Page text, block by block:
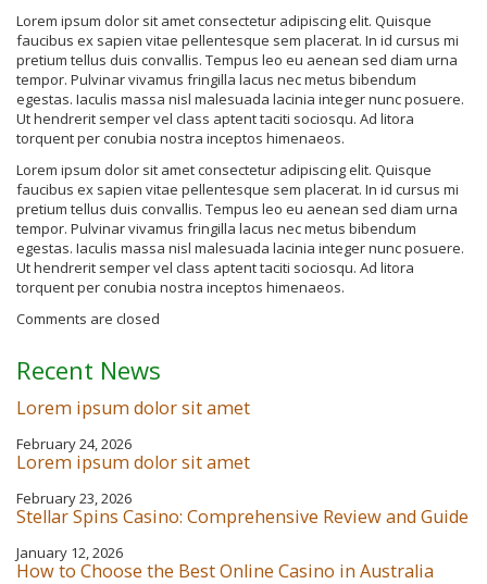
Lorem ipsum dolor sit amet consectetur adipiscing elit. Quisque
faucibus ex sapien vitae pellentesque sem placerat. In id cursus mi
pretium tellus duis convallis. Tempus leo eu aenean sed diam urna
tempor. Pulvinar vivamus fringilla lacus nec metus bibendum
egestas. Iaculis massa nisl malesuada lacinia integer nunc posuere.
Ut hendrerit semper vel class aptent taciti sociosqu. Ad litora
torquent per conubia nostra inceptos himenaeos.
Lorem ipsum dolor sit amet consectetur adipiscing elit. Quisque
faucibus ex sapien vitae pellentesque sem placerat. In id cursus mi
pretium tellus duis convallis. Tempus leo eu aenean sed diam urna
tempor. Pulvinar vivamus fringilla lacus nec metus bibendum
egestas. Iaculis massa nisl malesuada lacinia integer nunc posuere.
Ut hendrerit semper vel class aptent taciti sociosqu. Ad litora
torquent per conubia nostra inceptos himenaeos.
Comments are closed
Recent News
Lorem ipsum dolor sit amet
February 24, 2026
Lorem ipsum dolor sit amet
February 23, 2026
Stellar Spins Casino: Comprehensive Review and Guide
January 12, 2026
How to Choose the Best Online Casino in Australia